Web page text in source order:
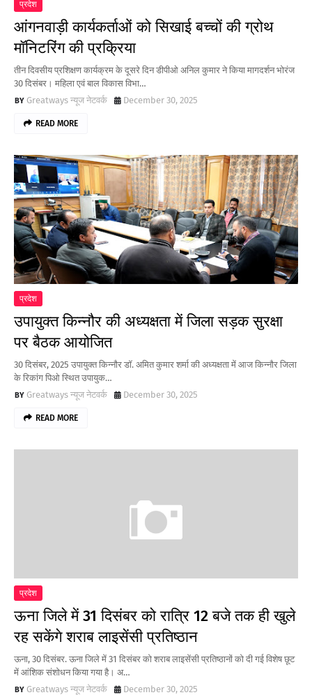
प्रदेश
आंगनवाड़ी कार्यकर्ताओं को सिखाई बच्चों की ग्रोथ
मॉनिटरिंग की प्रक्रिया
तीन दिवसीय प्रशिक्षण कार्यक्रम के दूसरे दिन डीपीओ अनिल कुमार ने किया मागदर्शन भोरंज
30 दिसंबर। महिला एवं बाल विकास विभा…
Greatways न्यूज नेटवर्क
December 30, 2025
READ MORE
प्रदेश
उपायुक्त किन्नौर की अध्यक्षता में जिला सड़क सुरक्षा
पर बैठक आयोजित
30 दिसंबर, 2025 उपायुक्त किन्नौर डॉ. अमित कुमार शर्मा की अध्यक्षता में आज किन्नौर जिला
के रिकांग पिओ स्थित उपायुक…
Greatways न्यूज नेटवर्क
December 30, 2025
READ MORE
प्रदेश
ऊना जिले में 31 दिसंबर को रात्रि 12 बजे तक ही खुले
रह सकेंगे शराब लाइसेंसी प्रतिष्ठान
ऊना, 30 दिसंबर. ऊना जिले में 31 दिसंबर को शराब लाइसेंसी प्रतिष्ठानों को दी गई विशेष छूट
में आंशिक संशोधन किया गया है। अ…
Greatways न्यूज नेटवर्क
December 30, 2025